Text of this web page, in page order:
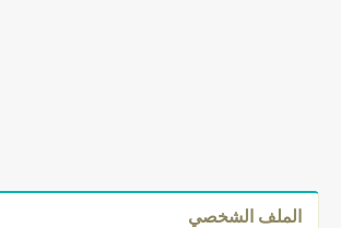
الملف الشخصي